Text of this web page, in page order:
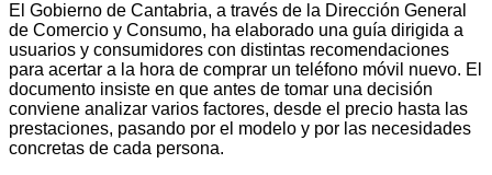
El Gobierno de Cantabria, a través de la Dirección General
de Comercio y Consumo, ha elaborado una guía dirigida a
usuarios y consumidores con distintas recomendaciones
para acertar a la hora de comprar un teléfono móvil nuevo. El
documento insiste en que antes de tomar una decisión
conviene analizar varios factores, desde el precio hasta las
prestaciones, pasando por el modelo y por las necesidades
concretas de cada persona.